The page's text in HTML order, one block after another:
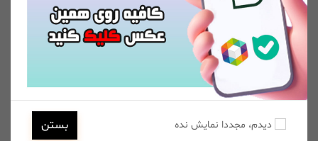
دیدم، مجددا نمایش نده بستن